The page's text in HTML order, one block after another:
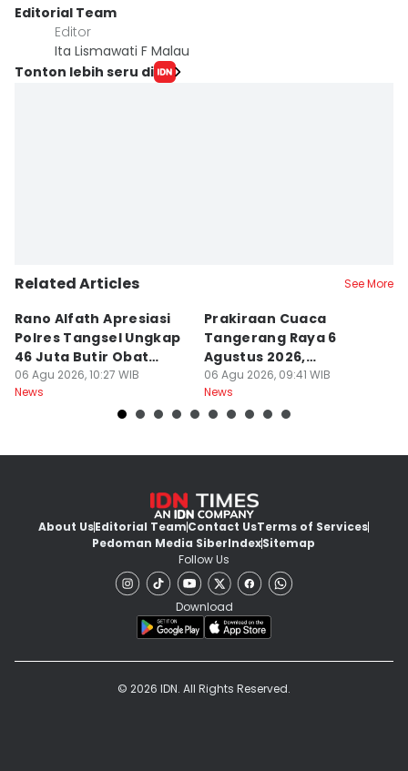
Editorial Team
Editor
Ita Lismawati F Malau
Tonton lebih seru di
Related Articles See More
Rano Alfath Apresiasi
Polres Tangsel Ungkap
46 Juta Butir Obat
Keras
06 Agu 2026, 10:27 WIB
News
Prakiraan Cuaca
Tangerang Raya 6
Agustus 2026,
Didominasi Cuaca
Berawan
06 Agu 2026, 09:41 WIB
News
About UsEditorial TeamContact UsTerms of Services
Pedoman Media SiberIndexSitemap
Follow Us
Download
© 2026 IDN. All Rights Reserved.